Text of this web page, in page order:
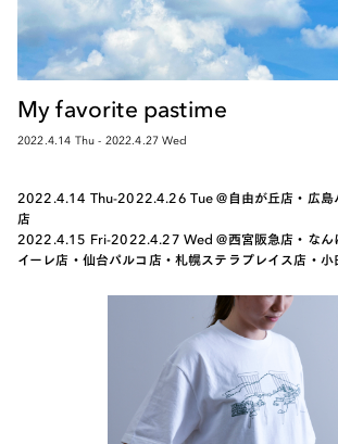
My favorite pastime
2022.4.14 Thu - 2022.4.27 Wed
2022.4.14 Thu-2022.4.26 Tue @自由が丘店・広島
店
2022.4.15 Fri-2022.4.27 Wed @西宮阪急店・なん
イーレ店・仙台パルコ店・札幌ステラプレイス店・小